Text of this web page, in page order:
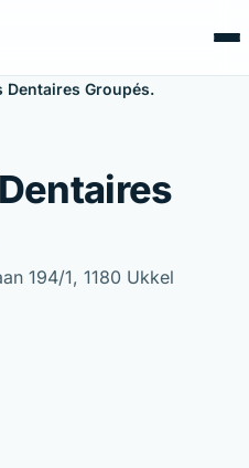
Dentaires Groupés.
194/1, 1180 Ukkel